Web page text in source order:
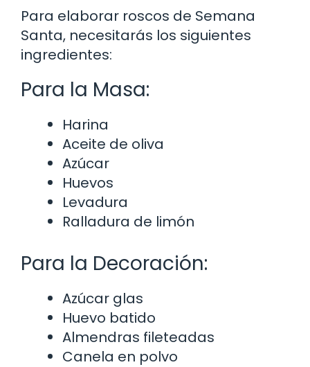
Para elaborar roscos de Semana
Santa, necesitarás los siguientes
ingredientes:
Para la Masa:
Harina
Aceite de oliva
Azúcar
Huevos
Levadura
Ralladura de limón
Para la Decoración:
Azúcar glas
Huevo batido
Almendras fileteadas
Canela en polvo